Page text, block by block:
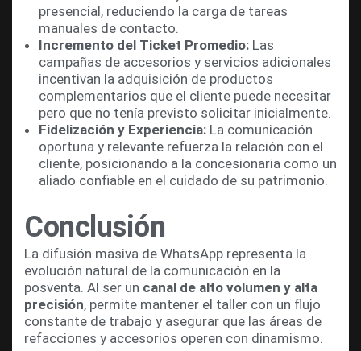
presencial, reduciendo la carga de tareas
manuales de contacto.
Incremento del Ticket Promedio: Las
campañas de accesorios y servicios adicionales
incentivan la adquisición de productos
complementarios que el cliente puede necesitar
pero que no tenía previsto solicitar inicialmente.
Fidelización y Experiencia: La comunicación
oportuna y relevante refuerza la relación con el
cliente, posicionando a la concesionaria como un
aliado confiable en el cuidado de su patrimonio.
Conclusión
La difusión masiva de WhatsApp representa la
evolución natural de la comunicación en la
posventa. Al ser un canal de alto volumen y alta
precisión, permite mantener el taller con un flujo
constante de trabajo y asegurar que las áreas de
refacciones y accesorios operen con dinamismo.